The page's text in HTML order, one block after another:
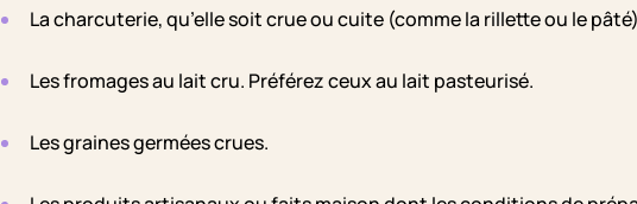
La charcuterie, qu’elle soit crue ou cuite (comme la rillette ou le
Les fromages au lait cru. Préférez ceux au lait pasteurisé.
Les graines germées crues.